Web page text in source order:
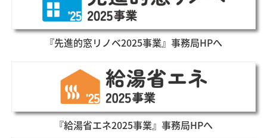
『先進的窓リノベ2025事業』事務局HPへ
『給湯省エネ2025事業』事務局HPへ